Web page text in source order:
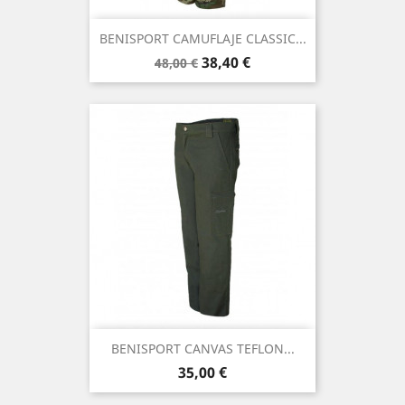
BENISPORT CAMUFLAJE CLASSIC...
Precio
base
48,00 € Precio
38,40 €
BENISPORT CANVAS TEFLON...
Precio
35,00 €